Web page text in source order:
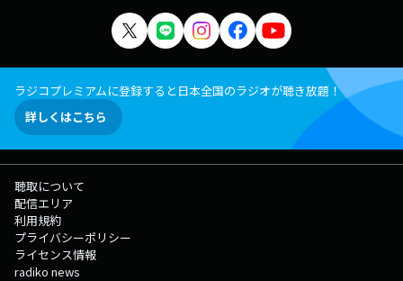
ラジコプレミアムに登録すると日本全国のラジオが聴き放題！
詳しくはこちら
聴取について
配信エリア
利用規約
プライバシーポリシー
ライセンス情報
radiko news